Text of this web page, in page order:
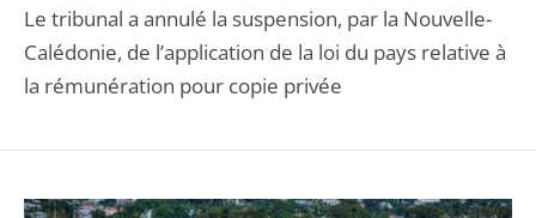
Le tribunal a annulé la suspension, par la Nouvelle-
Calédonie, de l’application de la loi du pays relative à
la rémunération pour copie privée